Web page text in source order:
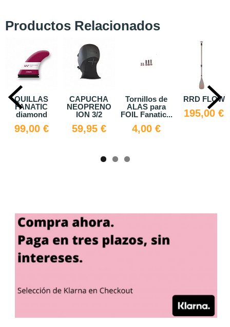
Productos Relacionados
3/2
€
Tornillos de
ALAS para
FOIL Fanatic...
4,00 €
RRD FLOW
195,00 €
Fanatic RAY
1.364,30 €